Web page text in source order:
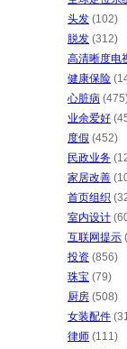
头发 (102)
脱发 (312)
高清晰度电
健康保险
心脏病
业余爱好
度假 (452)
民政业务
家居改善
首页组织
室内设计
互联网提示
投资 (856)
珠宝 (79)
厨房 (508)
女装配件
律师 (111)